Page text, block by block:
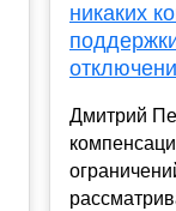
никаких
Дмитрий